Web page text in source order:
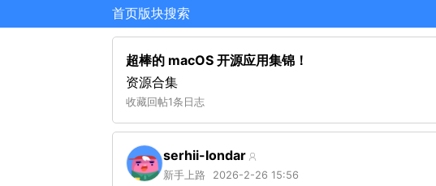
首页版块搜索
超棒的 macOS 开源应用集锦！
资源合集
收藏回帖1条日志
serhii-londar
新手上路 2026-2-26 15:56